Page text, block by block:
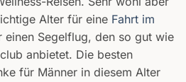
Alter für eine Fahrt im
einen Segelflug, den so gut wie
anbietet. Die besten
für Männer in diesem Alter